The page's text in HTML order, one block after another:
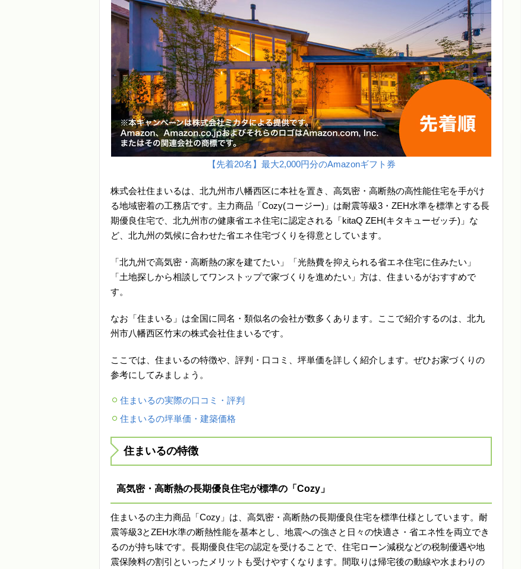
【先着20名】最大2,000円分のAmazonギフト券
株式会社住まいるは、北九州市八幡西区に本社を置き、高気密・高断熱の高性能住宅を手がけ
る地域密着の工務店です。主力商品「Cozy(コージー)」は耐震等級3・ZEH水準を標準とする長
期優良住宅で、北九州市の健康省エネ住宅に認定される「kitaQ ZEH(キタキューゼッチ)」な
ど、北九州の気候に合わせた省エネ住宅づくりを得意としています。
「北九州で高気密・高断熱の家を建てたい」「光熱費を抑えられる省エネ住宅に住みたい」
「土地探しから相談してワンストップで家づくりを進めたい」方は、住まいるがおすすめで
す。
なお「住まいる」は全国に同名・類似名の会社が数多くあります。ここで紹介するのは、北九
州市八幡西区竹末の株式会社住まいるです。
ここでは、住まいるの特徴や、評判・口コミ、坪単価を詳しく紹介します。ぜひお家づくりの
参考にしてみましょう。
住まいるの実際の口コミ・評判
住まいるの坪単価・建築価格
住まいるの特徴
高気密・高断熱の長期優良住宅が標準の「Cozy」
住まいるの主力商品「Cozy」は、高気密・高断熱の長期優良住宅を標準仕様としています。耐
震等級3とZEH水準の断熱性能を基本とし、地震への強さと日々の快適さ・省エネ性を両立でき
るのが持ち味です。長期優良住宅の認定を受けることで、住宅ローン減税などの税制優遇や地
震保険料の割引といったメリットも受けやすくなります。間取りは帰宅後の動線や水まわりの